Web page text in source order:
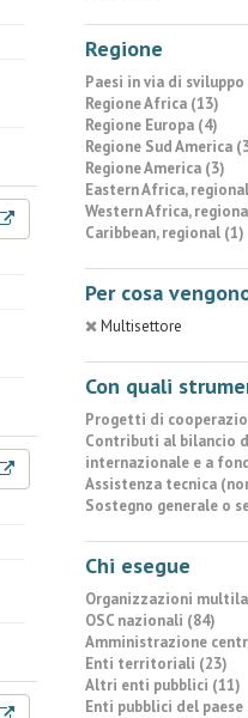
Regione
Paesi in via di
Regione Africa (13)
Regione Europa (4)
Regione Sud America
Regione America (3)
Eastern Africa,
Western Africa,
Caribbean, regional (1)
Per cosa
Multisettore
Con quali
Progetti di
Contributi al bilancio
internazionale e a
Assistenza tecnica
Sostegno generale o
Chi esegue
Organizzazioni
OSC nazionali (84)
Amministrazione
Enti territoriali (23)
Altri enti pubblici (11)
Enti pubblici del